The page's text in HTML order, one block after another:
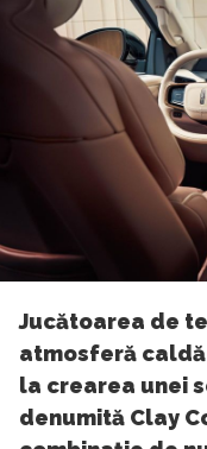
Jucătoarea de
atmosferă
la crearea unei
denumită Clay